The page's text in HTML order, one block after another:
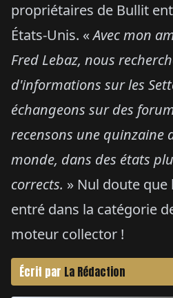
propriétaires de Bullit
États-Unis. «Avec mon
Fred Lebaz, nous
d'informations sur les
échangeons sur des
recensons une quinzaine
monde, dans des états
corrects. » Nul doute que
entré dans la catégorie
moteur collector !
Écrit par La Rédaction